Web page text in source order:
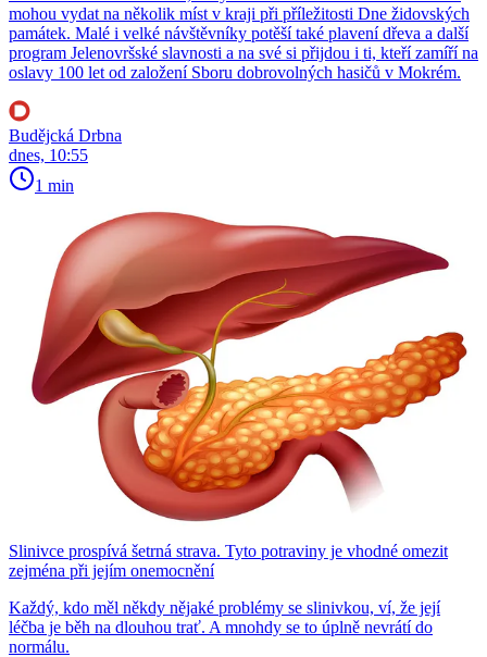
mohou vydat na několik míst v kraji při příležitosti Dne židovských
památek. Malé i velké návštěvníky potěší také plavení dřeva a další
program Jelenovršské slavnosti a na své si přijdou i ti, kteří zamíří na
oslavy 100 let od založení Sboru dobrovolných hasičů v Mokrém.
Budějcká Drbna
dnes, 10:55
1 min
Slinivce prospívá šetrná strava. Tyto potraviny je vhodné omezit
zejména při jejím onemocnění
Každý, kdo měl někdy nějaké problémy se slinivkou, ví, že její
léčba je běh na dlouhou trať. A mnohdy se to úplně nevrátí do
normálu.